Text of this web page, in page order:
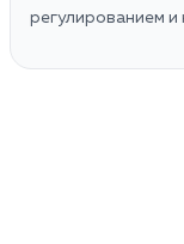
регулированием и